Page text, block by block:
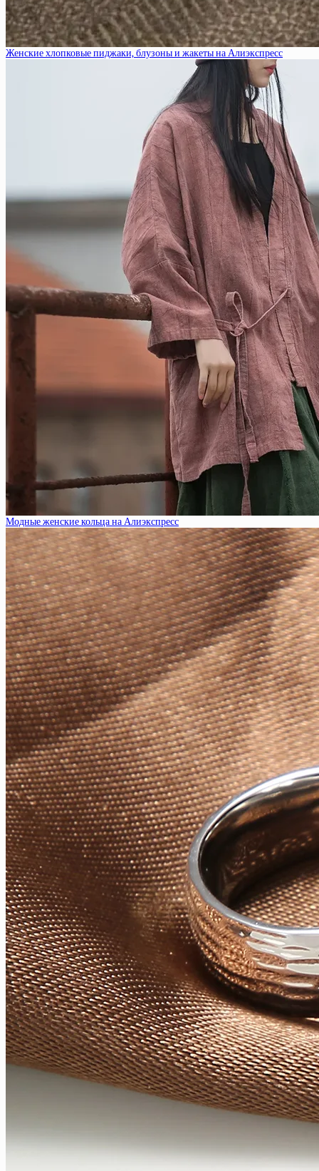
Женские хлопковые пиджаки, блузоны и жакеты на Алиэкспресс
Модные женские кольца на Алиэкспресс